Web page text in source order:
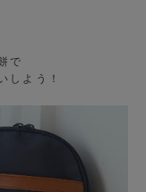
で
しよう！